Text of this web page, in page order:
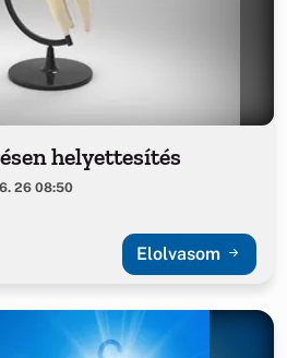
helyettesítés
26 08:50
Elolvasom